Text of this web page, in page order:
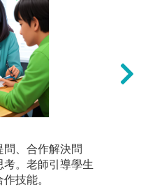
問、合作解決問
考。老師引導學生
技能。